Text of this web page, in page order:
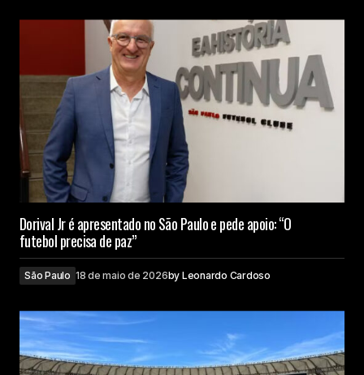
Dorival Jr é apresentado no São Paulo e pede apoio: “O
futebol precisa de paz”
São Paulo 18 de maio de 2026by Leonardo Cardoso